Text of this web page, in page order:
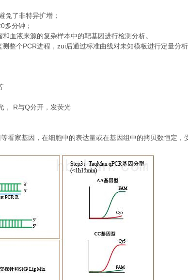
免了非特异扩增；
多分钟；
血液来源的复杂样本中的靶基因进行检测分析。
测整个PCR进程， zui后通过标准曲线对未知模板进行定量分析
， R与Q分开，发荧光
看家基因，在细胞中的表达量或在基因组中的拷贝数恒定，